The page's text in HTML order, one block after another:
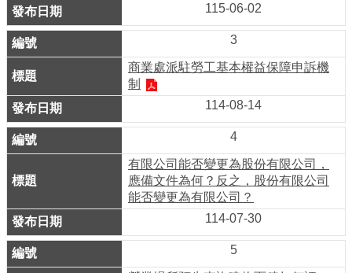
司
及
業
登
記
服
業
管
理
115-06-02
3
商業處派駐勞工基本權益保障申訴機
制
114-08-14
4
有限公司能否變更為股份有限公司，
應備文件為何？反之，股份有限公司
能否變更為有限公司？
114-07-30
5